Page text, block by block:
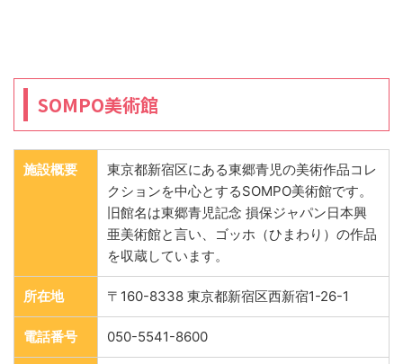
SOMPO美術館
施設概要
東京都新宿区にある東郷青児の美術作品コレ
クションを中心とするSOMPO美術館です。
旧館名は東郷青児記念 損保ジャパン日本興
亜美術館と言い、ゴッホ（ひまわり）の作品
を収蔵しています。
所在地 〒160-8338 東京都新宿区西新宿1-26-1
電話番号 050-5541-8600